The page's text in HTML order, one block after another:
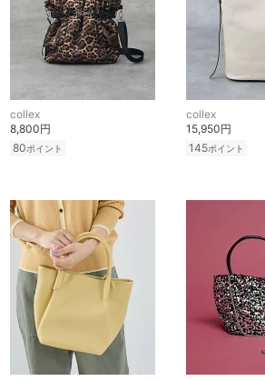
collex
8,800円
80ポイント
collex
15,950円
145ポイント